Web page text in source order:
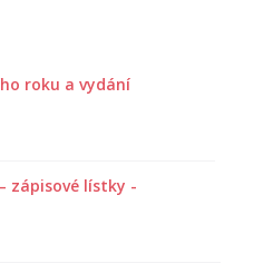
roku a vydání
zápisové lístky -